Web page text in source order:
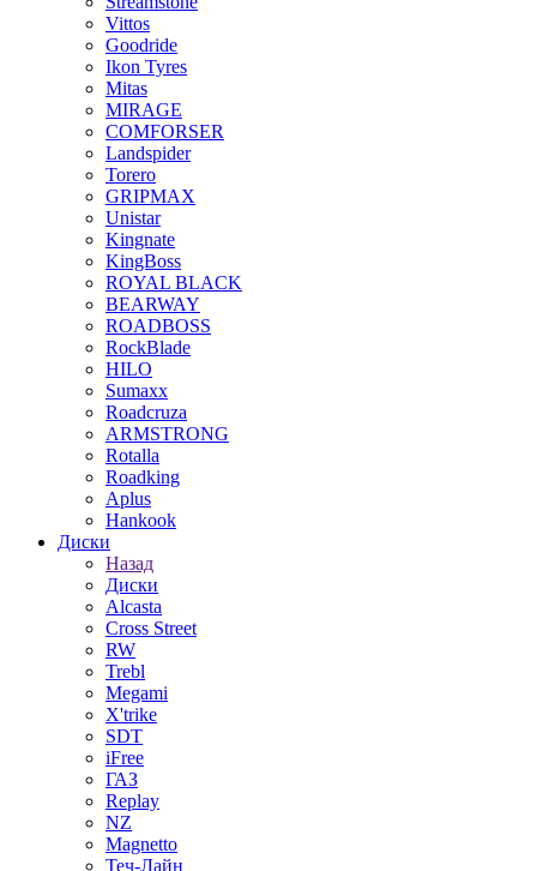
Vittos
Goodride
Ikon Tyres
Mitas
MIRAGE
COMFORSER
Landspider
Torero
GRIPMAX
Unistar
Kingnate
KingBoss
ROYAL BLACK
BEARWAY
ROADBOSS
RockBlade
HILO
Sumaxx
Roadcruza
ARMSTRONG
Rotalla
Roadking
Aplus
Hankook
Диски
Назад
Диски
Alcasta
Cross Street
RW
Trebl
Megami
X'trike
SDT
iFree
ГАЗ
Replay
NZ
Magnetto
Теч-Лайн